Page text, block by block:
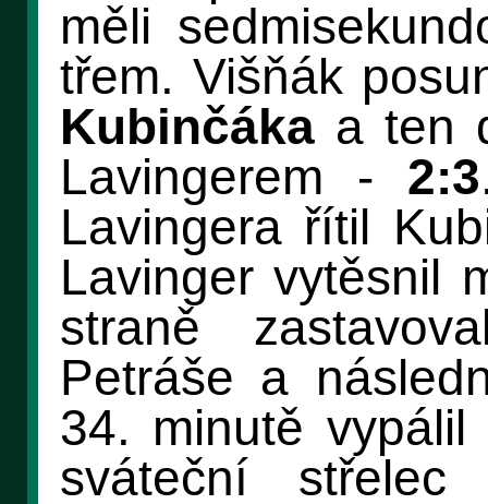
měli
třem. Višňák
Kubinčákaa ten
Lavingerem - 2:3
Lavingera řítil
Lavinger vytěsnil
straně
Petráše a
34. minutě
sváteční